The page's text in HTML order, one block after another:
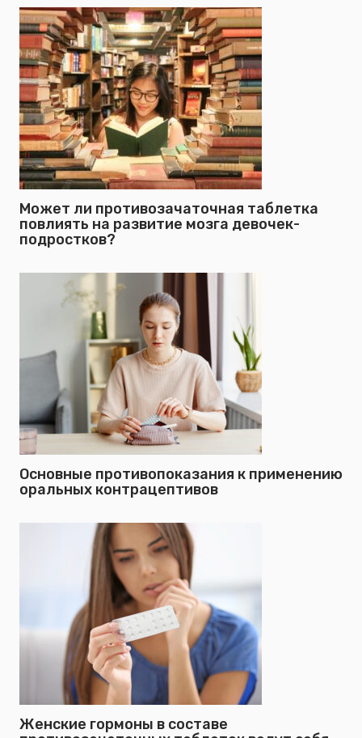
Может ли противозачаточная таблетка
повлиять на развитие мозга девочек-
подростков?
Основные противопоказания к применению
оральных контрацептивов
Женские гормоны в составе